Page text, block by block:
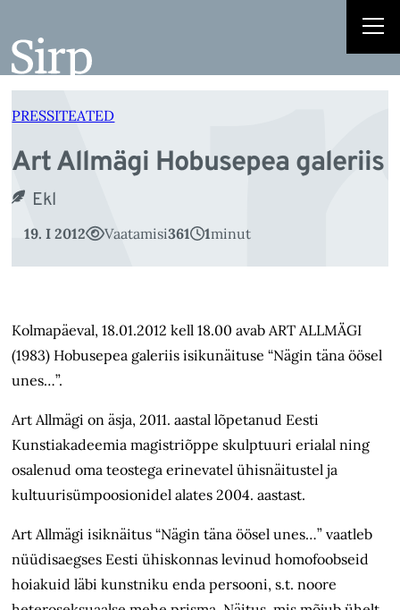
juurde
PRESSITEATED
Art Allmägi Hobusepea galeriis
Ekl
19. I 2012 Vaatamisi361 1minut
Kolmapäeval, 18.01.2012 kell 18.00 avab ART ALLMÄGI
(1983) Hobusepea galeriis isikunäituse “Nägin täna öösel
unes…”.
Art Allmägi on äsja, 2011. aastal lõpetanud Eesti
Kunstiakadeemia magistriõppe skulptuuri erialal ning
osalenud oma teostega erinevatel ühisnäitustel ja
kultuurisümpoosionidel alates 2004. aastast.
Art Allmägi isiknäitus “Nägin täna öösel unes…” vaatleb
nüüdisaegses Eesti ühiskonnas levinud homofoobseid
hoiakuid läbi kunstniku enda persooni, s.t. noore